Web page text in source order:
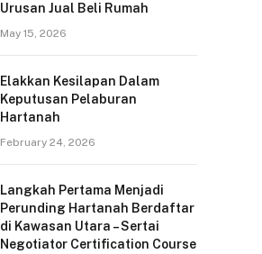
Urusan Jual Beli Rumah
May 15, 2026
Elakkan Kesilapan Dalam
Keputusan Pelaburan
Hartanah
February 24, 2026
Langkah Pertama Menjadi
Perunding Hartanah Berdaftar
di Kawasan Utara – Sertai
Negotiator Certification Course